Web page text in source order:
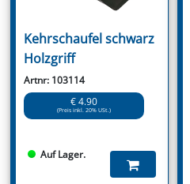
Kehrschaufel schwarz
Holzgriff
Artnr: 103114
€ 4.90
(Preis inkl. 20% USt.)
Auf Lager.